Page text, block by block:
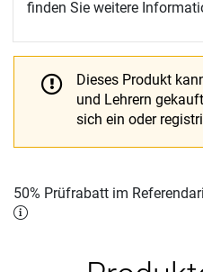
finden Sie weitere
Dieses Produkt
und Lehrern
sich ein oder
50% Prüfrabatt im